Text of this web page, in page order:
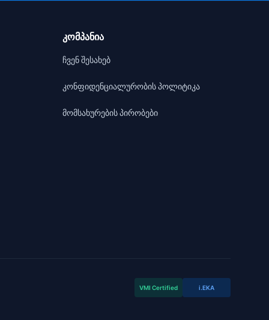
კომპანია
ჩვენ შესახებ
კონფიდენციალურობის პოლიტიკა
მომსახურების პირობები